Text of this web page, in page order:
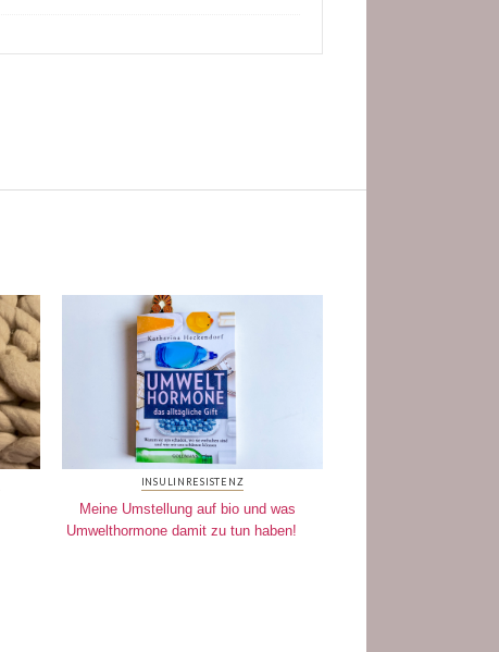
INSULINRESISTENZ
Meine Umstellung auf bio und was
Umwelthormone damit zu tun haben!